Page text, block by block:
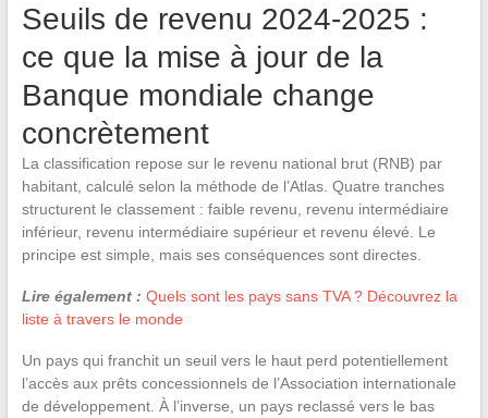
Seuils de revenu 2024-2025 :
ce que la mise à jour de la
Banque mondiale change
concrètement
La classification repose sur le revenu national brut (RNB) par
habitant, calculé selon la méthode de l’Atlas. Quatre tranches
structurent le classement : faible revenu, revenu intermédiaire
inférieur, revenu intermédiaire supérieur et revenu élevé. Le
principe est simple, mais ses conséquences sont directes.
Lire également : Quels sont les pays sans TVA ? Découvrez la
liste à travers le monde
Un pays qui franchit un seuil vers le haut perd potentiellement
l’accès aux prêts concessionnels de l’Association internationale
de développement. À l’inverse, un pays reclassé vers le bas